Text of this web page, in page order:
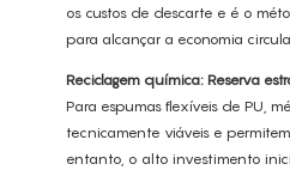
os custos de descarte e é o
para alcançar a economia
Reciclagem química: Reserva
Para espumas flexíveis de PU,
tecnicamente viáveis ​​e
entanto, o alto investimento